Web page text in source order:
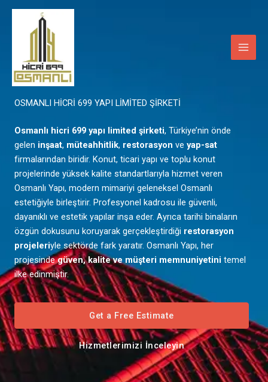
İçeriğe
Mardin
OSMANLI HİCRİ 699 YAPI LİMİTED ŞİRKETİ
Osmanlı hicri 699 yapı limited şirketi, Türkiye’nin önde
gelen inşaat, müteahhitlik, restorasyon ve yap-sat
firmalarından biridir. Konut, ticari yapı ve toplu konut
projelerinde yüksek kalite standartlarıyla hizmet veren
Osmanlı Yapı, modern mimariyi geleneksel Osmanlı
estetiğiyle birleştirir. Profesyonel kadrosu ile güvenli,
dayanıklı ve estetik yapılar inşa eder. Ayrıca tarihi binaların
özgün dokusunu koruyarak gerçekleştirdiği restorasyon
projeleriyle sektörde fark yaratır. Osmanlı Yapı, her
projesindegüven, kalite ve müşteri memnuniyetini temel
ilke edinmiştir.
Get a Free Estimate
Hizmetlerimizi İnceleyin